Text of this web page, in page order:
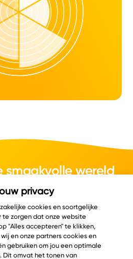
smaakvolle wereld
kaas.
2026 Velder
privacy
cookies en soortgelijke
zorgen dat onze website
"Alles accepteren" te klikken,
en onze partners cookies en
gebruiken om jou een optimale
Dit omvat het tonen van